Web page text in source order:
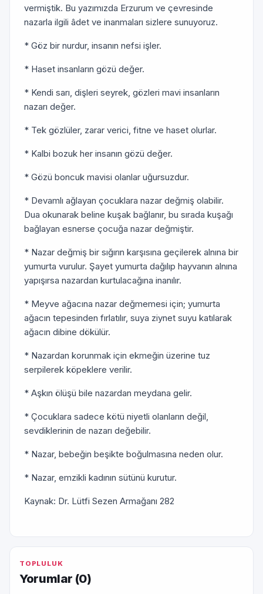
vermiştik. Bu yazımızda Erzurum ve çevresinde
nazarla ilgili âdet ve inanmaları sizlere sunuyoruz.
* Göz bir nurdur, insanın nefsi işler.
* Haset insanların gözü değer.
* Kendi sarı, dişleri seyrek, gözleri mavi insanların
nazarı değer.
* Tek gözlüler, zarar verici, fitne ve haset olurlar.
* Kalbi bozuk her insanın gözü değer.
* Gözü boncuk mavisi olanlar uğursuzdur.
* Devamlı ağlayan çocuklara nazar değmiş olabilir.
Dua okunarak beline kuşak bağlanır, bu sırada kuşağı
bağlayan esnerse çocuğa nazar değmiştir.
* Nazar değmiş bir sığırın karşısına geçilerek alnına bir
yumurta vurulur. Şayet yumurta dağılıp hayvanın alnına
yapışırsa nazardan kurtulacağına inanılır.
* Meyve ağacına nazar değmemesi için; yumurta
ağacın tepesinden fırlatılır, suya ziynet suyu katılarak
ağacın dibine dökülür.
* Nazardan korunmak için ekmeğin üzerine tuz
serpilerek köpeklere verilir.
* Aşkın ölüşü bile nazardan meydana gelir.
* Çocuklara sadece kötü niyetli olanların değil,
sevdiklerinin de nazarı değebilir.
* Nazar, bebeğin beşikte boğulmasına neden olur.
* Nazar, emzikli kadının sütünü kurutur.
Kaynak: Dr. Lütfi Sezen Armağanı 282
TOPLULUK
Yorumlar (0)